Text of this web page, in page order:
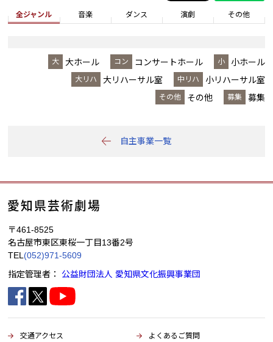
全ジャンル 音楽 ダンス 演劇 その他
大ホール コンサートホール
小ホール
大リハーサル室
小リハーサル室
その他
募集
自主事業一覧
〒461-8525
名古屋市東区東桜一丁目13番2号
TEL (052)971-5609
指定管理者： 公益財団法人 愛知県文化振興事業団
交通アクセス よくあるご質問